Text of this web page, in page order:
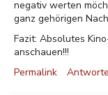
negativ werten
ganz gehörigen
Fazit: Absolutes
anschauen!!!
Permalink